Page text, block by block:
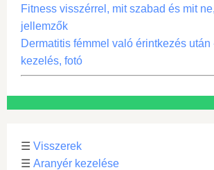
Fitness visszérrel, mit szabad és mit
jellemzők
Dermatitis fémmel való érintkezés után
kezelés, fotó
☰ Visszerek
☰ Aranyér kezelése